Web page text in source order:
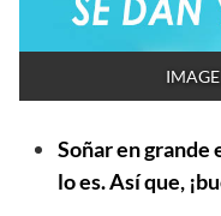
Soñar en grande
lo es. Así que,